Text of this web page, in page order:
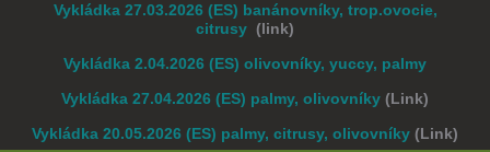
Vykládka 27.03.2026 (ES) banánovníky, trop.ovocie,
citrusy (link)
Vykládka 2.04.2026 (ES) olivovníky, yuccy, palmy
Vykládka 27.04.2026 (ES) palmy, olivovníky (Link)
Vykládka 20.05.2026 (ES) palmy, citrusy, olivovníky (Link)